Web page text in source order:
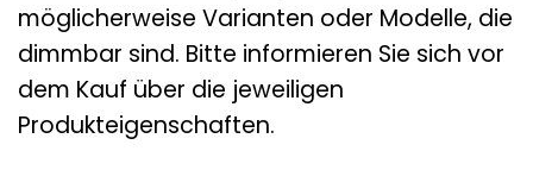
möglicherweise Varianten oder Modelle, die
dimmbar sind. Bitte informieren Sie sich vor
dem Kauf über die jeweiligen
Produkteigenschaften.